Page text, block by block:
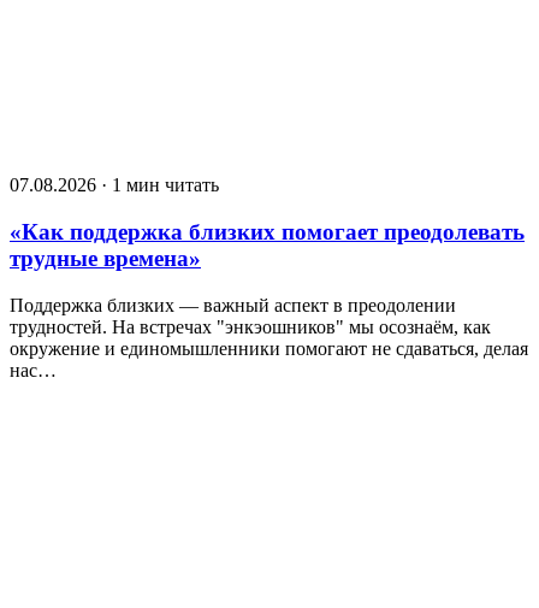
07.08.2026 · 1 мин читать
«Как поддержка близких помогает преодолевать
трудные времена»
Поддержка близких — важный аспект в преодолении
трудностей. На встречах "энкэошников" мы осознаём, как
окружение и единомышленники помогают не сдаваться, делая
нас…